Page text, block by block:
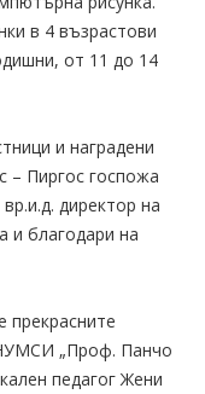
в 4 възрастови
от 11 до 14
и наградени
– Пиргос госпожа
директор на
и благодари на
прекрасните
„Проф. Панчо
педагог Жени